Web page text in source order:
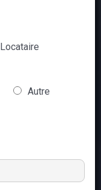
Locataire
Autre